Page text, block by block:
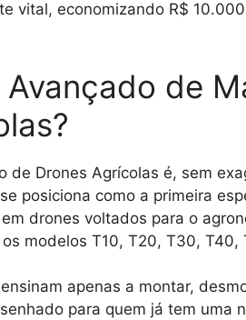
vital, economizando R$
de
de Drones Agrícolas é, sem
posiciona como a primeira
drones voltados para o
modelos T10, T20, T30, T40,
apenas a montar,
para quem já tem uma